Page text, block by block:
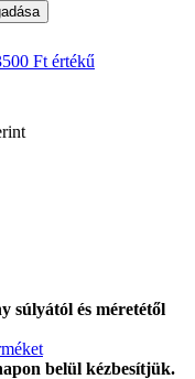
Ft értékű
súlyától és méretétől
belül kézbesítjük.